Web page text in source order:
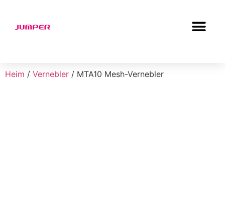
Heim / Vernebler / MTA10 Mesh-Vernebler